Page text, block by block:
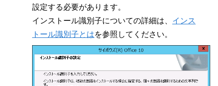
設定する必要があります。
インストール識別子についての詳細は、 インス
トール識別子とはを参照してください。